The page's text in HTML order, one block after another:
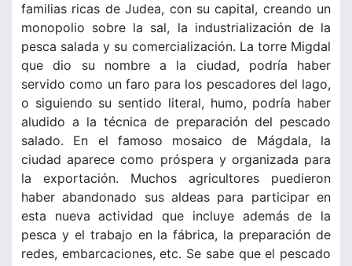
familias ricas de Judea, con su capital, creando un
monopolio sobre la sal, la industrialización de la
pesca salada y su comercialización. La torre Migdal
que dio su nombre a la ciudad, podría haber
servido como un faro para los pescadores del lago,
o siguiendo su sentido literal, humo, podría haber
aludido a la técnica de preparación del pescado
salado. En el famoso mosaico de Mágdala, la
ciudad aparece como próspera y organizada para
la exportación. Muchos agricultores puedieron
haber abandonado sus aldeas para participar en
esta nueva actividad que incluye además de la
pesca y el trabajo en la fábrica, la preparación de
redes, embarcaciones, etc. Se sabe que el pescado